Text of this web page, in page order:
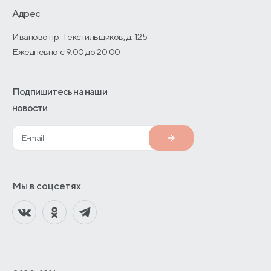
О производстве
Адрес
Иваново пр. Текстильщиков, д. 125
Ежедневно с 9:00 до 20:00
Подпишитесь на наши
новости
Мы в соцсетях